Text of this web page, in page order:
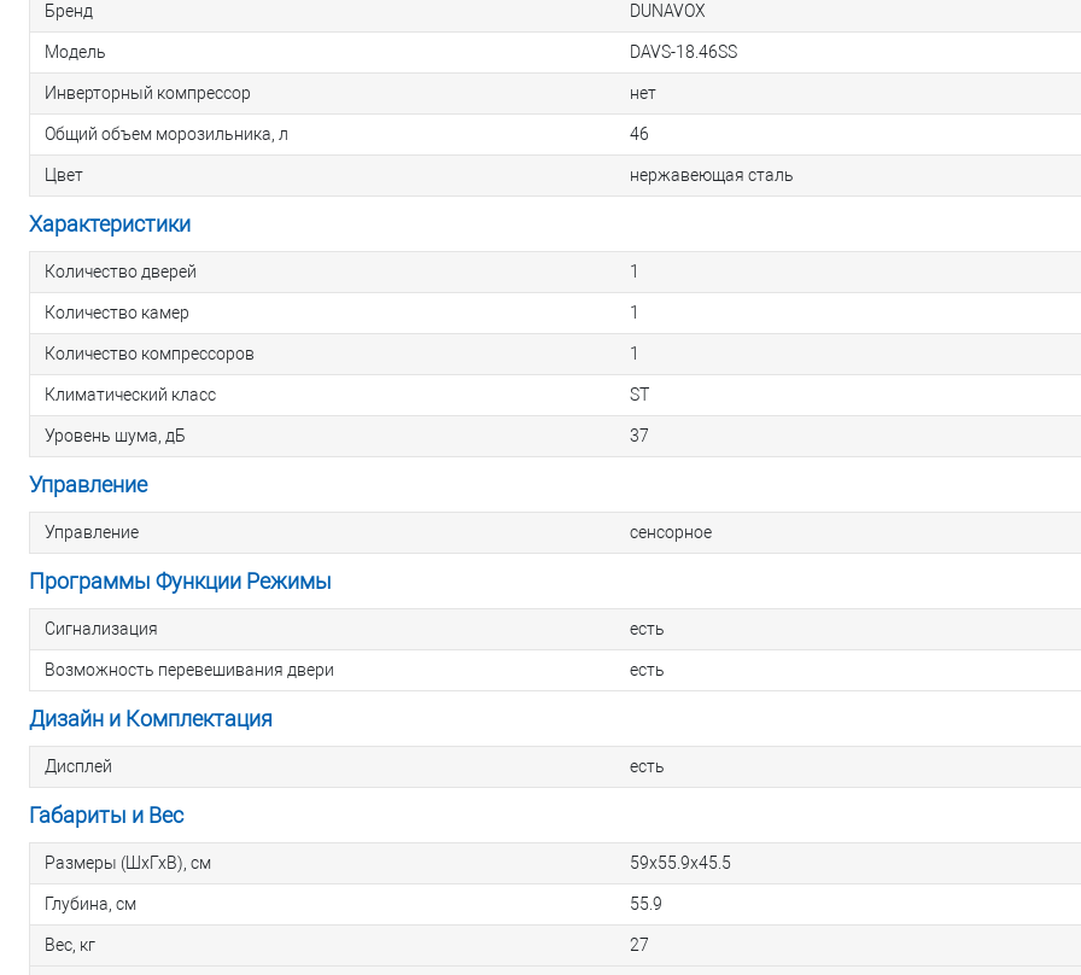
Бренд DUNAVOX
Модель DAVS-18.46SS
Инверторный компрессор нет
Общий объем морозильника, л 46
Цвет нержавеющая сталь
Характеристики
Количество дверей 1
Количество камер 1
Количество компрессоров 1
Климатический класс ST
Уровень шума, дБ 37
Управление
Управление сенсорное
Программы Функции Режимы
Сигнализация есть
Возможность перевешивания двери есть
Дизайн и Комплектация
Дисплей есть
Габариты и Вес
Размеры (ШхГхВ), см 59x55.9х45.5
Глубина, см 55.9
Вес, кг 27